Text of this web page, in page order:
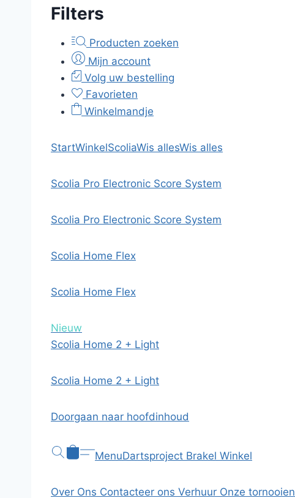
Filters
Producten zoeken
Mijn account
Volg uw bestelling
Favorieten
Winkelmandje
StartWinkelScoliaWis allesWis alles
Scolia Pro Electronic Score System
Scolia Pro Electronic Score System
Scolia Home Flex
Scolia Home Flex
Nieuw
Scolia Home 2 + Light
Scolia Home 2 + Light
Doorgaan naar hoofdinhoud
MenuDartsproject Brakel Winkel
Over Ons Contacteer ons Verhuur Onze tornooien